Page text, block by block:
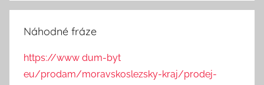
Náhodné fráze
https://www dum-byt
eu/prodam/moravskoslezsky-kraj/prodej-